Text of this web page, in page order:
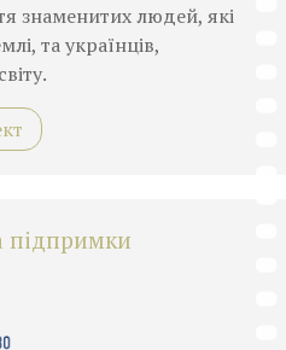
знаменитих людей, які
та українців,
підпримки